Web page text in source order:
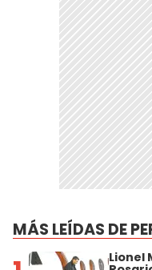
MÁS LEÍDAS DE
Lionel